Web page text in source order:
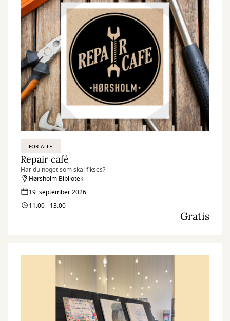
FOR ALLE
Repair café
Har du noget som skal fikses?
Hørsholm Bibliotek
19. september 2026
11:00 - 13:00
Gratis